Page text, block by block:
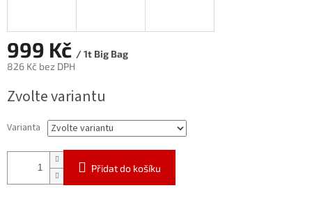
999 Kč / 1t Big Bag
826 Kč bez DPH
cena:
Zvolte variantu
Varianta
Přidat do košíku